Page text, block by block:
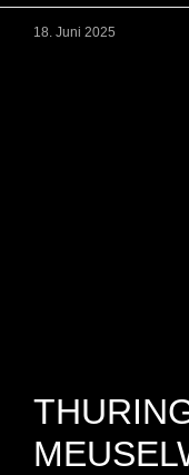
18. Juni 2025